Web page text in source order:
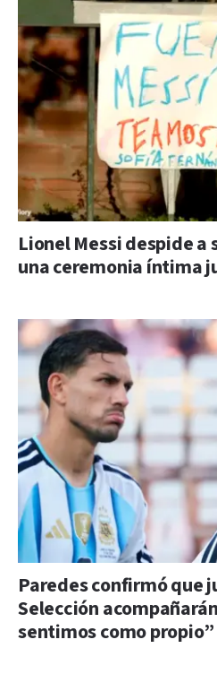
Lionel Messi despide a
una ceremonia íntima
Paredes confirmó que
Selección
sentimos como propio”